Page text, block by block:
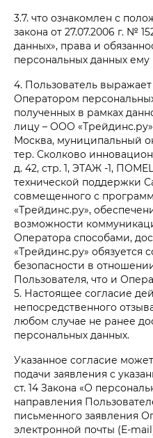
3.7. что ознакомлен с
закона от 27.07.2006 г. №
данных», права и
персональных данных ему
4. Пользователь
Оператором
полученных в рамках
лицу – ООО
Москва, муниципальный
тер. Сколково
д. 42, стр. 1, ЭТАЖ -1,
технической поддержки
совмещенного с
«Трейдинс.ру»,
возможности
Оператора способами,
«Трейдинс.ру» обязуется
безопасности в
Пользователя, что и
5. Настоящее согласие
непосредственного
любом случае не ранее
персональных данных.
Указанное согласие
подачи заявления с
ст. 14 Закона «О
направления
письменного заявления
электронной почты (E-